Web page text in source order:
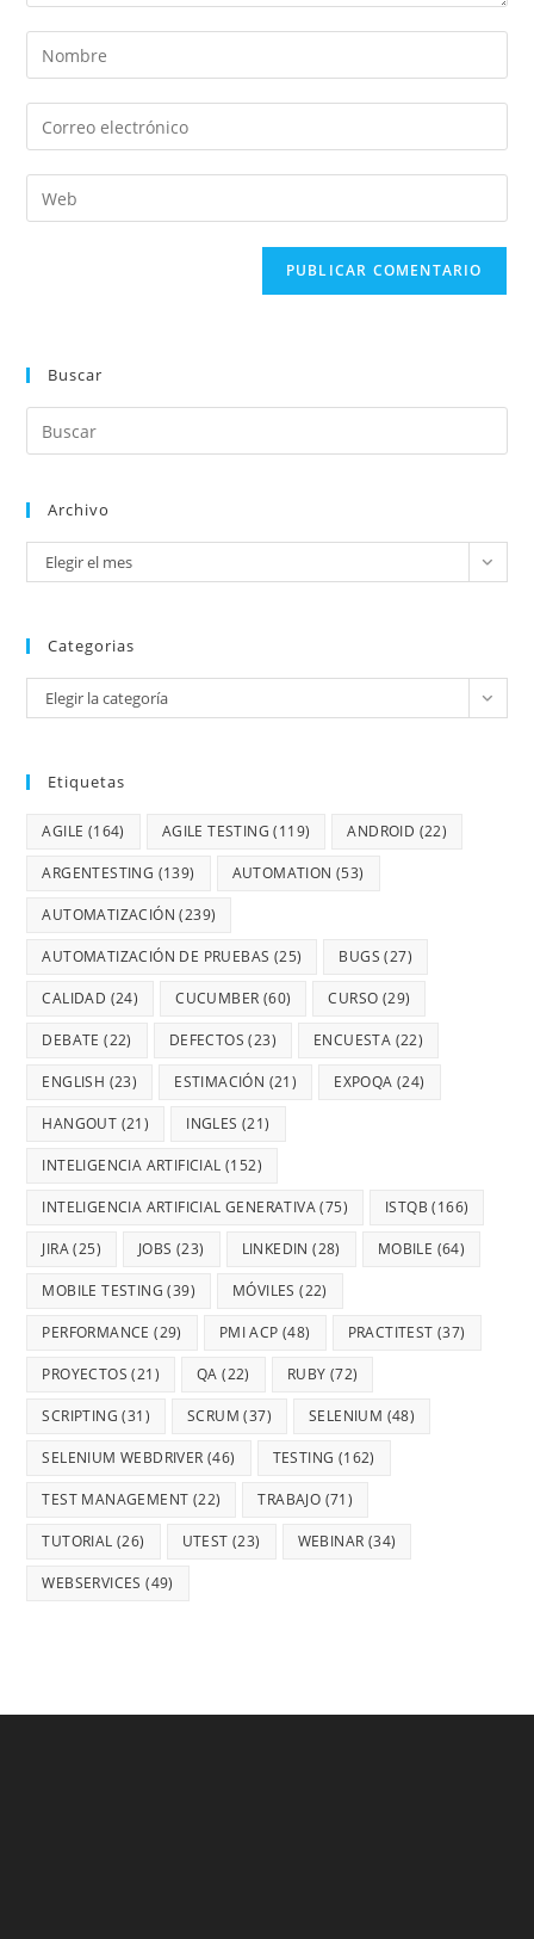
Buscar
Archivo
Elegir el mes
Categorias
Elegir la categoría
Etiquetas
AGILE (164) AGILE TESTING (119) ANDROID (22)
ARGENTESTING (139) AUTOMATION (53)
AUTOMATIZACIÓN (239)
AUTOMATIZACIÓN DE PRUEBAS (25) BUGS (27)
CALIDAD (24) CUCUMBER (60) CURSO (29)
DEBATE (22) DEFECTOS (23) ENCUESTA (22)
ENGLISH (23) ESTIMACIÓN (21) EXPOQA (24)
HANGOUT (21) INGLES (21)
INTELIGENCIA ARTIFICIAL (152)
INTELIGENCIA ARTIFICIAL GENERATIVA(75) ISTQB (166)
JIRA(25) JOBS (23) LINKEDIN (28) MOBILE (64)
MOBILE TESTING (39) MÓVILES (22)
PERFORMANCE (29) PMI ACP (48) PRACTITEST (37)
PROYECTOS (21) QA (22) RUBY (72)
SCRIPTING (31) SCRUM (37) SELENIUM (48)
SELENIUM WEBDRIVER (46) TESTING (162)
TEST MANAGEMENT (22) TRABAJO (71)
TUTORIAL (26) UTEST (23) WEBINAR (34)
WEBSERVICES (49)